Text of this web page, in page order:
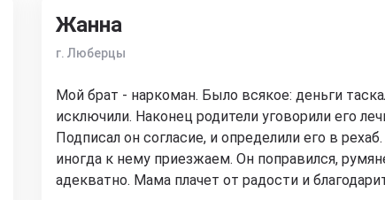
Жанна
г. Люберцы
Мой брат - наркоман. Было всякое: деньги
исключили. Наконец родители уговорили его
Подписал он согласие, и определили его в
иногда к нему приезжаем. Он поправился,
адекватно. Мама плачет от радости и